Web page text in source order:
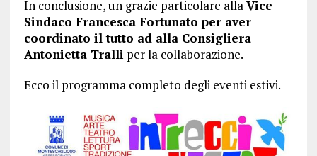
In conclusione, un grazie particolare allaVice
Sindaco Francesca Fortunato per aver
coordinato il tutto ad alla Consigliera
Antonietta Tralli per la collaborazione.
Ecco il programma completo degli eventi estivi.